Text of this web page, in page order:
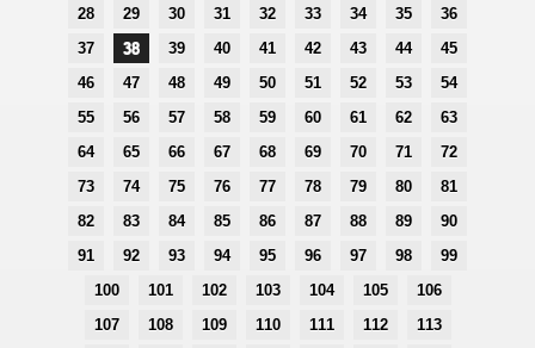
28
29 30 31 32 33 34 35
36
37
38 39 40 41 42 43 44
45
46
47 48 49 50 51 52 53
54
55
56 57 58 59 60 61 62
63
64
65 66 67 68 69 70 71
72
73
74 75 76 77 78 79 80
81
82
83 84 85 86 87 88 89
90
91
92 93 94 95 96 97 98
99
100
101 102 103 104 105
106
107
108 109 110 111 112
113